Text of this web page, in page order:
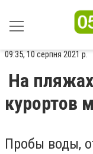
09:35, 10 серпня 2021 р.
На
курортов
Пробы воды,